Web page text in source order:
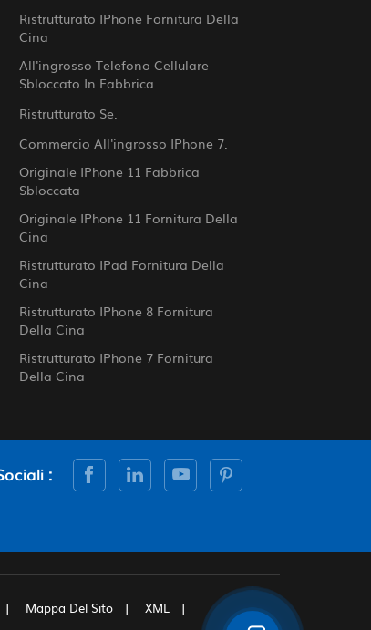
Ristrutturato IPhone Fornitura Della
Cina
All'ingrosso Telefono Cellulare
Sbloccato In Fabbrica
Ristrutturato Se.
Commercio All'ingrosso IPhone 7.
Originale IPhone 11 Fabbrica
Sbloccata
Originale IPhone 11 Fornitura Della
Cina
Ristrutturato IPad Fornitura Della
Cina
Ristrutturato IPhone 8 Fornitura
Della Cina
Ristrutturato IPhone 7 Fornitura
Della Cina
:
Mappa Del Sito
XML